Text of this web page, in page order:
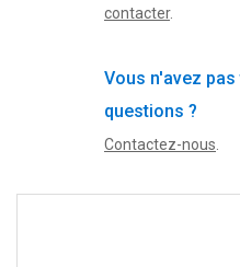
contacter.
Vous n'avez
questions ?
Contactez-nous